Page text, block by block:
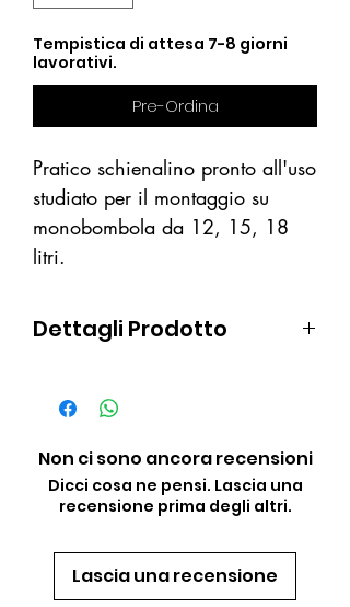
Tempistica di attesa 7-8 giorni
lavorativi.
Pre-Ordina
Pratico schienalino pronto all'uso
studiato per il montaggio su
monobombola da 12, 15, 18
litri.
Dettagli Prodotto
Fibbie di regolazione NYLON
Fibbia nylon per cintura+
Spallacci imbottiti
Non ci sono ancora recensioni
Dicci cosa ne pensi. Lascia una
recensione prima degli altri.
Lascia una recensione